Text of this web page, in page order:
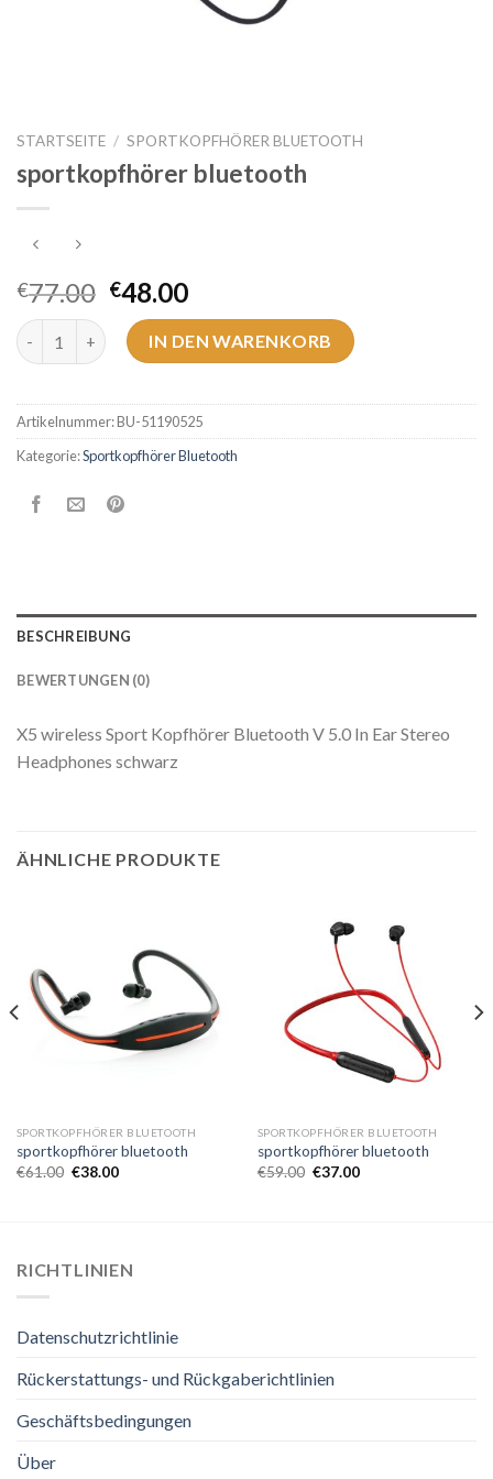
STARTSEITE / SPORTKOPFHÖRER BLUETOOTH
sportkopfhörer bluetooth
€77.00 €48.00
sportkopfhörer bluetooth Menge
IN DEN WARENKORB
Artikelnummer:BU-51190525
Kategorie:Sportkopfhörer Bluetooth
BESCHREIBUNG
BEWERTUNGEN (0)
X5 wireless Sport Kopfhörer Bluetooth V 5.0 In Ear Stereo
Headphones schwarz
ÄHNLICHE PRODUKTE
SPORTKOPFHÖRER BLUETOOTH
sportkopfhörer bluetooth
€61.00 €38.00
SPORTKOPFHÖRER BLUETOOTH
sportkopfhörer bluetooth
€59.00 €37.00
RICHTLINIEN
Datenschutzrichtlinie
Rückerstattungs- und Rückgaberichtlinien
Geschäftsbedingungen
Über